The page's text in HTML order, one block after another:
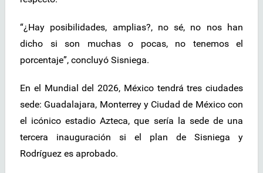
“¿Hay posibilidades, amplias?, no sé, no nos han
dicho si son muchas o pocas, no tenemos el
porcentaje”, concluyó Sisniega.
En el Mundial del 2026, México tendrá tres ciudades
sede: Guadalajara, Monterrey y Ciudad de México con
el icónico estadio Azteca, que sería la sede de una
tercera inauguración si el plan de Sisniega y
Rodríguez es aprobado.